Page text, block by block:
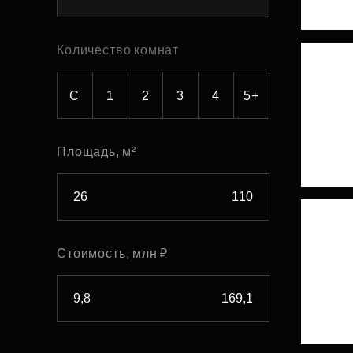
Рефинансирование
Количество комнат
С 1 2 3 4 5+
Площадь, м²
Стоимость, млн ₽